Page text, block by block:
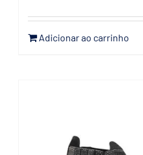
Adicionar ao carrinho